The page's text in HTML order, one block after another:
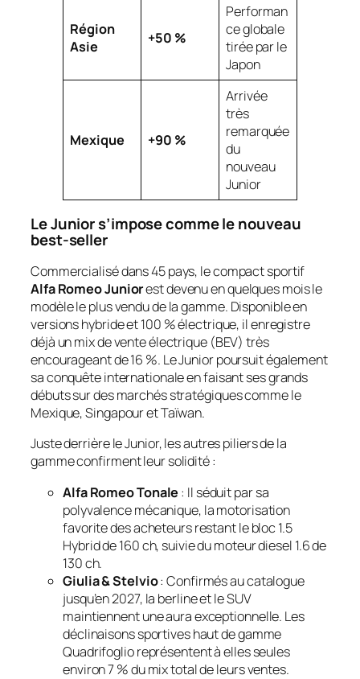
Région
Asie
+50 %
Performan
ce globale
tirée par le
Japon
Mexique +90 %
Arrivée
très
remarquée
du
nouveau
Junior
Le Junior s’impose comme le nouveau
best-seller
Commercialisé dans 45 pays, le compact sportif
Alfa Romeo Juniorest devenu en quelques mois le
modèle le plus vendu de la gamme. Disponible en
versions hybride et 100 % électrique, il enregistre
déjà un mix de vente électrique (BEV) très
encourageant de 16 %. Le Junior poursuit également
sa conquête internationale en faisant ses grands
débuts sur des marchés stratégiques comme le
Mexique, Singapour et Taïwan.
Juste derrière le Junior, les autres piliers de la
gamme confirment leur solidité :
Alfa Romeo Tonale : Il séduit par sa
polyvalence mécanique, la motorisation
favorite des acheteurs restant le bloc 1.5
Hybrid de 160 ch, suivie du moteur diesel 1.6 de
130 ch.
Giulia & Stelvio: Confirmés au catalogue
jusqu’en 2027, la berline et le SUV
maintiennent une aura exceptionnelle. Les
déclinaisons sportives haut de gamme
Quadrifoglio représentent à elles seules
environ 7 % du mix total de leurs ventes.